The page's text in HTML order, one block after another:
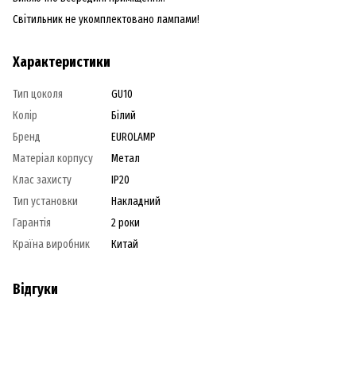
Світильник не укомплектовано лампами!
Характеристики
Тип цоколя
GU10
Колір
Білий
Бренд
EUROLAMP
Матеріал корпусу
Метал
Клас захисту
IP20
Тип установки
Накладний
Гарантія
2 роки
Країна виробник
Китай
Відгуки